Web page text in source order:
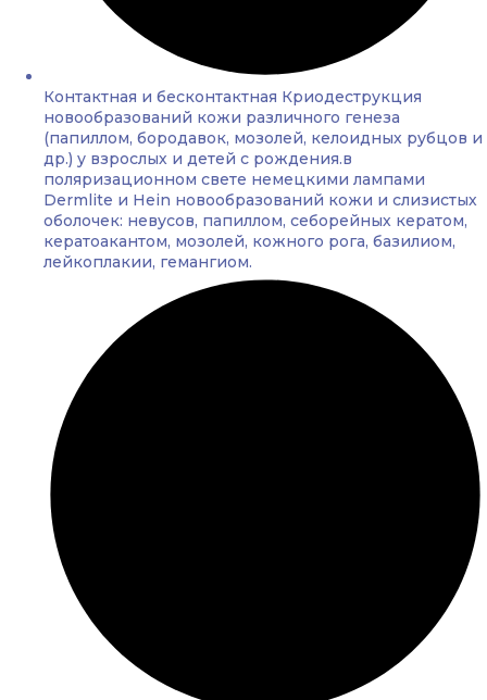
Контактная и бесконтактная Криодеструкция
новообразований кожи различного генеза
(папиллом, бородавок, мозолей, келоидных рубцов и
др.) у взрослых и детей с рождения.в
поляризационном свете немецкими лампами
Dermlite и Hein новообразований кожи и слизистых
оболочек: невусов, папиллом, себорейных кератом,
кератоакантом, мозолей, кожного рога, базилиом,
лейкоплакии, гемангиом.